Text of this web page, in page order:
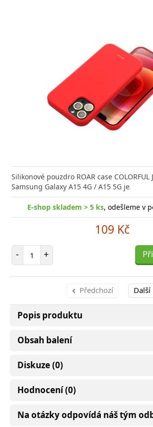
Silikonové pouzdro ROAR case COLORFUL
Samsung Galaxy A15 4G / A15 5G je
E-shop skladem > 5 ks, odešleme v
109 Kč
- Počet položek
+
Předchozí Další
Popis produktu
Obsah balení
Diskuze (0)
Hodnocení (0)
Na otázky odpovídá náš tým